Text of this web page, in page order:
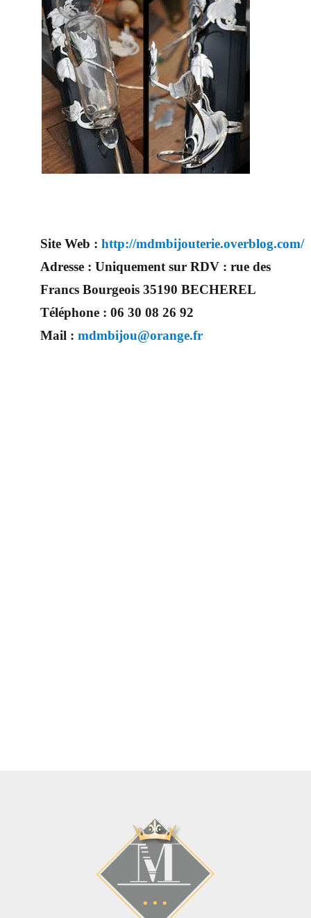
Site Web : http://mdmbijouterie.overblog.com/
Adresse : Uniquement sur RDV : rue des
Francs Bourgeois 35190 BECHEREL
Téléphone : 06 30 08 26 92
Mail : mdmbijou@orange.fr